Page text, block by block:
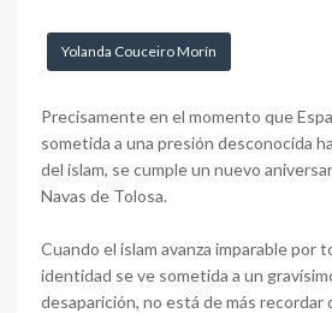
Yolanda Couceiro Morín
Precisamente en el momento que
sometida a una presión desconocida
del islam, se cumple un nuevo
Navas de Tolosa.
Cuando el islam avanza imparable por
identidad se ve sometida a un
desaparición, no está de más recordar